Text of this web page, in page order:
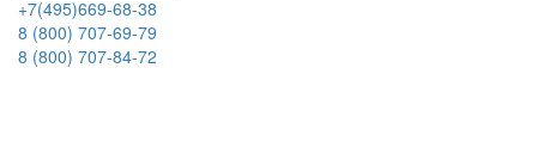
+7(495)669-68-38
8 (800) 707-69-79
8 (800) 707-84-72